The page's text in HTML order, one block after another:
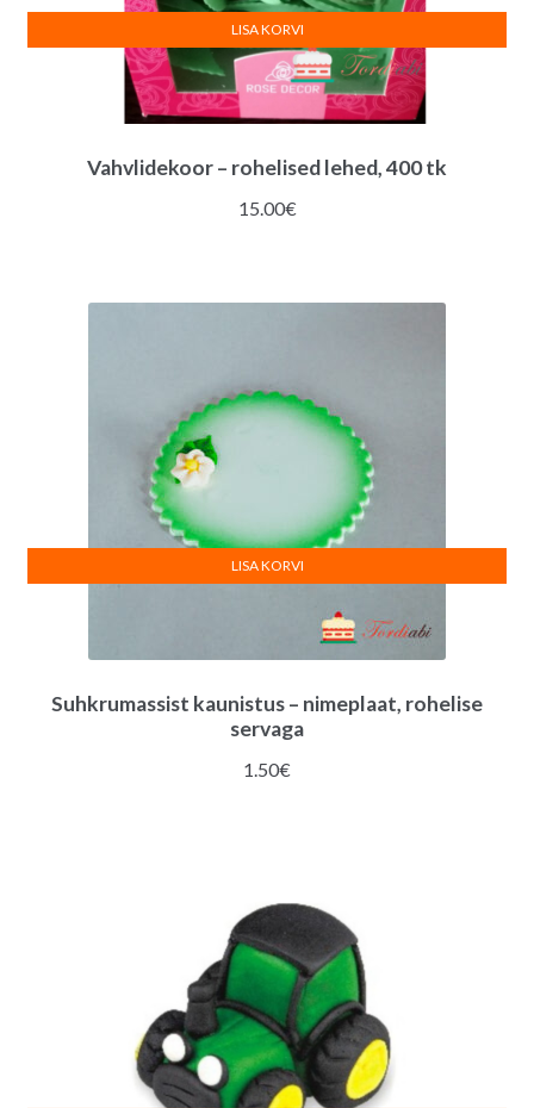
Vahvlidekoor – rohelised lehed, 400 tk
15.00€
LISA KORVI
Suhkrumassist kaunistus – nimeplaat, rohelise
servaga
1.50€
LISA KORVI